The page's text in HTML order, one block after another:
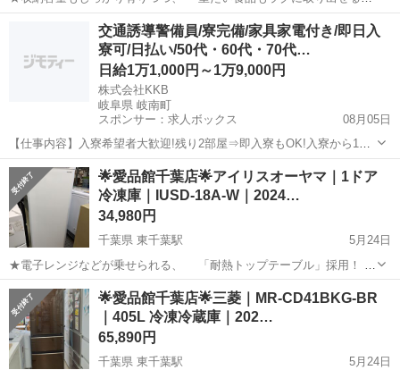
ローウエスト設計！ ★右にも左にも開く「どっちもドア」タイプ
で、 使いやすい冷蔵庫です♪ ---------------------------...
東千葉駅 キッチン家電 ドア
交通誘導警備員/寮完備/家具家電付き/即日入
寮可/日払い/50代・60代・70代…
日給1万1,000円～1万9,000円
株式会社KKB
岐阜県 岐南町
スポンサー：求人ボックス
08月05日
【仕事内容】入寮希望者大歓迎!残り2部屋⇒即入寮もOK!入寮から1ヶ
月間寮費無料 最大日給19,000円も可! <募集情報> 即入寮も可能です!
入寮希望者大歓迎 残り<3部屋>なのでご応募はお早めに! 入寮から1ヶ
月間は寮費も無...
アルバイト・パート
🌟愛品館千葉店🌟アイリスオーヤマ｜1ドア
冷凍庫｜IUSD-18A-W｜2024…
34,980円
千葉県 東千葉駅
5月24日
★電子レンジなどが乗せられる、 「耐熱トップテーブル」採用！ ★
各段ごとに直接冷凍出来るシステムになっている為、 食品を素早く
冷凍出来る、使いやすい冷凍庫です♪ -------------------------...
千葉 千葉市 東千葉駅 キッチン家電
🌟愛品館千葉店🌟三菱｜MR-CD41BKG-BR
｜405L 冷凍冷蔵庫｜202…
65,890円
千葉県 東千葉駅
5月24日